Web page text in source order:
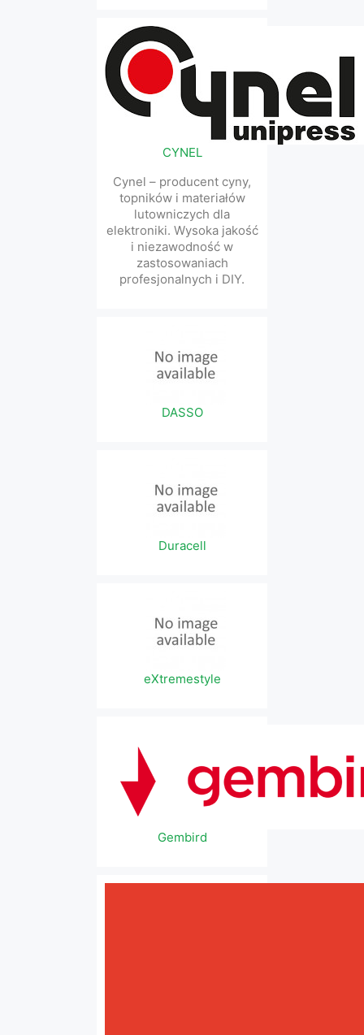
CYNEL
Cynel – producent cyny,
topników i materiałów
lutowniczych dla
elektroniki. Wysoka jakość
i niezawodność w
zastosowaniach
profesjonalnych i DIY.
DASSO
Duracell
eXtremestyle
Gembird